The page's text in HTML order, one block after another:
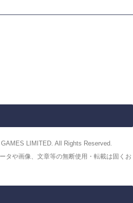
LIMITED. All Rights Reserved.
タや画像、文章等の無断使用・転載は固くお